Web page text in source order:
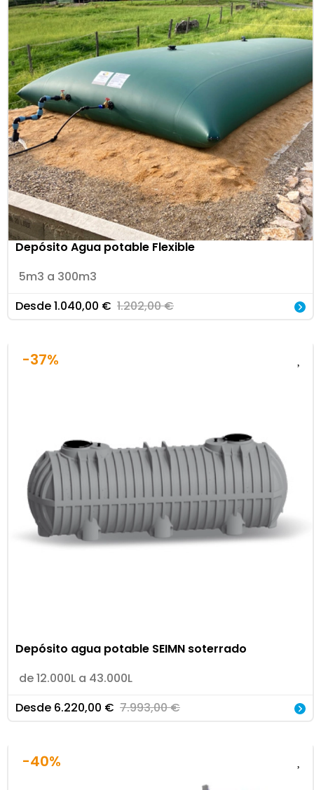
Depósito Agua potable Flexible
5m3 a 300m3
Desde1.040,00 € 1.202,00€
-37%
Depósito agua potable SEIMN soterrado
de 12.000L a 43.000L
Desde 6.220,00 € 7.993,00€
-40%